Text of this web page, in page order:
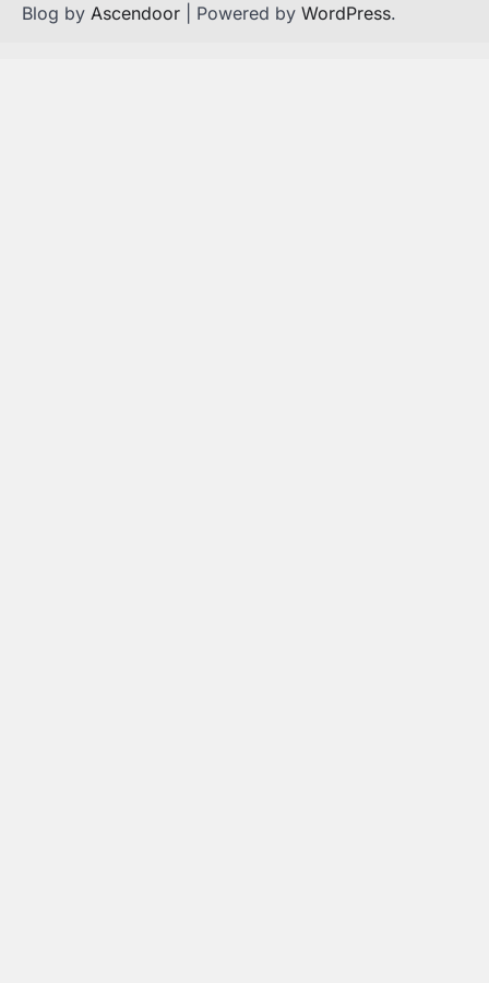
Blog by Ascendoor | Powered by WordPress.